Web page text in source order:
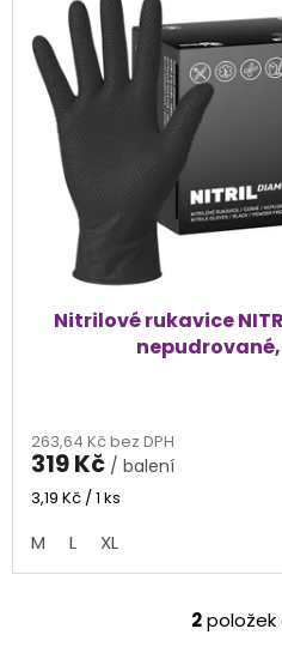
Nitrilové rukavice
nepudrované,
produktu
je
4,9
5
hvězdiček.
263,64 Kč bez DPH
319 Kč / balení
Měrná
3,19 Kč / 1 ks
M L XL
2položek